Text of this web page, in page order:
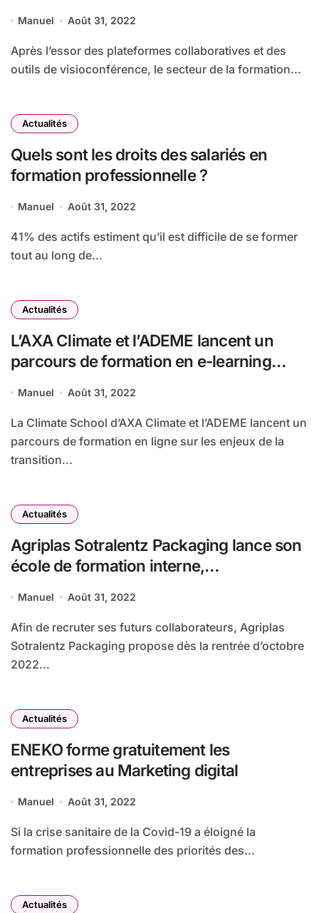
virtuelle et augmentée
Manuel Août 31, 2022
Après l’essor des plateformes collaboratives et des
outils de visioconférence, le secteur de la formation...
Actualités
Quels sont les droits des salariés en
formation professionnelle ?
Manuel Août 31, 2022
41% des actifs estiment qu’il est difficile de se former
tout au long de...
Actualités
L’AXA Climate et l’ADEME lancent un
parcours de formation en e-learning
Manuel Août 31, 2022
La Climate School d’AXA Climate et l’ADEME lancent un
parcours de formation en ligne sur les enjeux de la
transition...
Actualités
Agriplas Sotralentz Packaging lance son
école de formation interne,
Industries
Manuel Août 31, 2022
Afin de recruter ses futurs collaborateurs, Agriplas
Sotralentz Packaging propose dès la rentrée d’octobre
2022...
Actualités
ENEKO forme gratuitement les
entreprises au Marketing digital
Manuel Août 31, 2022
Si la crise sanitaire de la Covid-19 a éloigné la
formation professionnelle des priorités des...
Actualités